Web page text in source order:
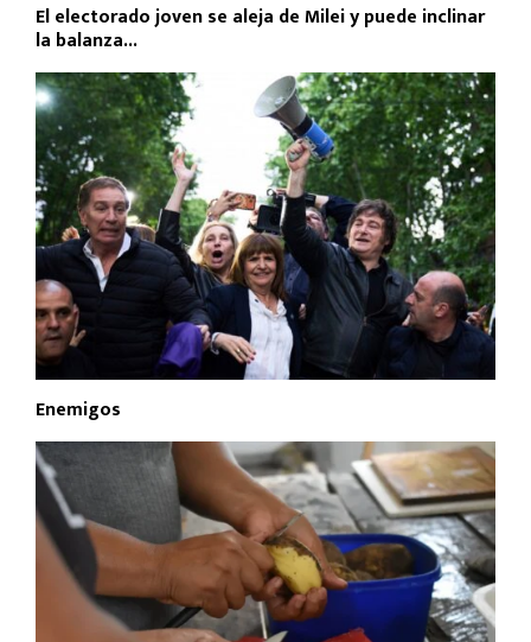
El electorado joven se aleja de Milei y puede inclinar
la balanza...
Enemigos